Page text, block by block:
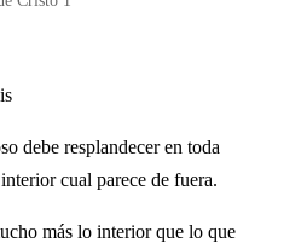
debe resplandecer en toda
cual parece de fuera.
más lo interior que lo que